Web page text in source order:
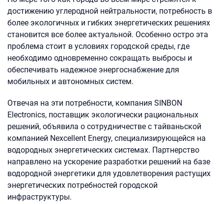
достижению углеродной нейтральности, потребность в
более экологичных и гибких энергетических решениях
становится все более актуальной. Особенно остро эта
проблема стоит в условиях городской среды, где
необходимо одновременно сокращать выбросы и
обеспечивать надежное энергоснабжение для
мобильных и автономных систем.
Отвечая на эти потребности, компания SINBON
Electronics, поставщик экологически рациональных
решений, объявила о сотрудничестве с тайваньской
компанией Nexcellent Energy, специализирующейся на
водородных энергетических системах. Партнерство
направлено на ускорение разработки решений на базе
водородной энергетики для удовлетворения растущих
энергетических потребностей городской
инфраструктуры.